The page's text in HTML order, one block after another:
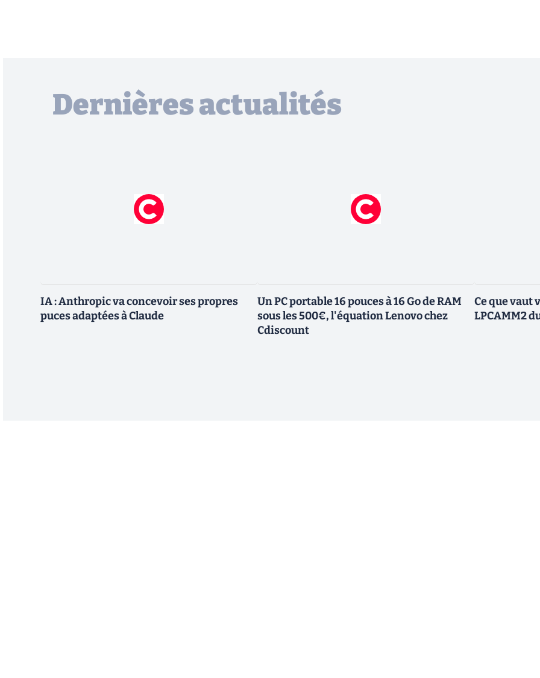
Dernières actualités
IA : Anthropic va concevoir ses propres
puces adaptées à Claude
Un PC portable 16 pouces à 16 Go de RAM
sous les 500€, l'équation Lenovo chez
Cdiscount
Ce que vaut
LPCAMM2